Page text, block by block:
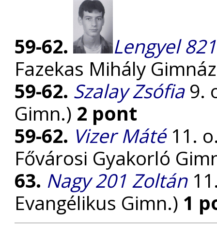
59-62.
Lengyel
Fazekas Mihály
59-62. Szalay Zsófia9.
Gimn.) 2 pont
59-62. Vizer Máté11.
Fővárosi Gyakorló
63. Nagy 201 Zoltán
Evangélikus Gimn.) 1